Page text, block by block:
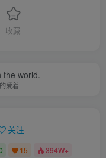
收藏
the world.
爱着
关注
15 394W+